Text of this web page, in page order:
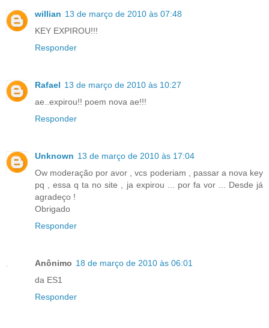
willian 13 de março de 2010 às 07:48
KEY EXPIROU!!!
Responder
Rafael 13 de março de 2010 às 10:27
ae..expirou!! poem nova ae!!!
Responder
Unknown 13 de março de 2010 às 17:04
Ow moderação por avor , vcs poderiam , passar a nova key
pq , essa q ta no site , ja expirou ... por fa vor ... Desde já
agradeço !
Obrigado
Responder
Anônimo 18 de março de 2010 às 06:01
da ES1
Responder